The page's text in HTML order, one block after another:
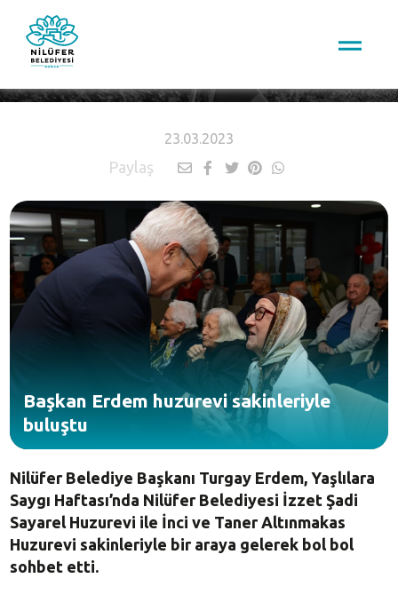
23.03.2023
Paylaş
Başkan Erdem huzurevi sakinleriyle
buluştu
Nilüfer Belediye Başkanı Turgay Erdem, Yaşlılara
Saygı Haftası’nda Nilüfer Belediyesi İzzet Şadi
Sayarel Huzurevi ile İnci ve Taner Altınmakas
Huzurevi sakinleriyle bir araya gelerek bol bol
sohbet etti.